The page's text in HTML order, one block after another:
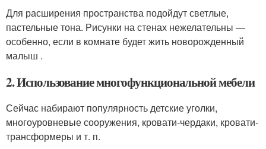
Для расширения пространства подойдут светлые,
пастельные тона. Рисунки на стенах нежелательны —
особенно, если в комнате будет жить новорожденный
малыш .
2. Использование многофункциональной мебели
Сейчас набирают популярность детские уголки,
многоуровневые сооружения, кровати-чердаки, кровати-
трансформеры и т. п.